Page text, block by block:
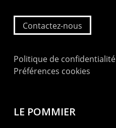
Contactez-nous
Politique de confidentialité
Préférences cookies
LE POMMIER